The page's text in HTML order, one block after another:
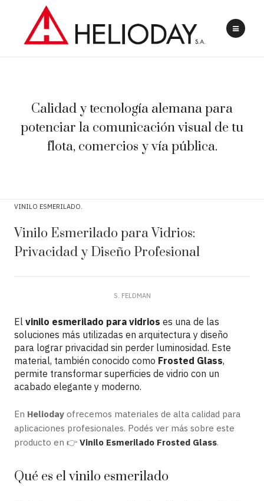
Calidad y tecnología alemana para
potenciar la comunicación visual de tu
flota, comercios y vía pública.
VINILO ESMERILADO
Vinilo Esmerilado para Vidrios:
Privacidad y Diseño Profesional
S. FELDMAN
El vinilo esmerilado para vidrios es una de las
soluciones más utilizadas en arquitectura y diseño
para lograr privacidad sin perder luminosidad. Este
material, también conocido como Frosted Glass,
permite transformar superficies de vidrio con un
acabado elegante y moderno.
En Helioday ofrecemos materiales de alta calidad para
aplicaciones profesionales. Podés ver más sobre este
producto en 👉 Vinilo Esmerilado Frosted Glass.
Qué es el vinilo esmerilado